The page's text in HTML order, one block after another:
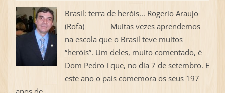
Brasil: terra de heróis... Rogerio Araujo
(Rofa) Muitas vezes aprendemos
na escola que o Brasil teve muitos
“heróis”. Um deles, muito comentado, é
Dom Pedro I que, no dia 7 de setembro. E
este ano o país comemora os seus 197